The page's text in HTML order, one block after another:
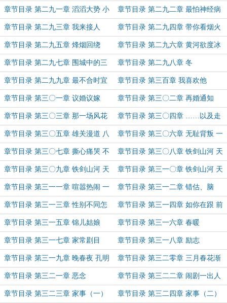
梁变迁
章节目录 第二九一章 滔滔大势 小
小涡流
章节目录 第二九二章 最怕神经病
章节目录 第二九三章 我来接人 章节目录 第二九四章 带你看烟火
章节目录 第二九五章 烽烟回绕 章节目录 第二九六章 黄河欲度冰
塞川
章节目录 第二九七章 围城中的三
两事（圣诞快乐）
章节目录 第二九八章 冬
章节目录 第二九九章 最不合时宜
的刺杀
章节目录 第三百章 我喜欢他
章节目录 第三〇一章 议婚议嫁 章节目录 第三〇二章 再婚通知
章节目录 第三〇三章 那一场风花
雪月……
章节目录 第三〇四章 ……以及走
火入魔的传说故事
章节目录 第三〇五章 雄关漫道 八
百虎盟
章节目录 第三〇六章 无耻背叛 一
声叹息
章节目录 第三〇七章 撕心痛哭 不
净莲华
章节目录 第三〇八章 铁剑山河 天
涯再会（上）
章节目录 第三〇九章 铁剑山河 天
涯再会（中）
章节目录 第三一〇章 铁剑山河 天
涯再会（下）
章节目录 第三一一章 喧嚣热闹 一
门天真
章节目录 第三一二章 错估、脑
补、误会
章节目录 第三一三章 性别不同怎
么相爱
章节目录 第三一四章 如你在跟 前
世过门
章节目录 第三一五章 锦儿姑娘 章节目录 第三一六章 春暖
章节目录 第三一七章 家常剧目 章节目录 第三一八章 励志
章节目录 第三一九章 晚春夜 孔明
灯
章节目录 第三二零章 三月春花渐
次醒
章节目录 第三二一章 恶念 章节目录 第三二二章 闹剧一出人
伤心
章节目录 第三二三章 家事（一） 章节目录 第三二四章 家事（二）